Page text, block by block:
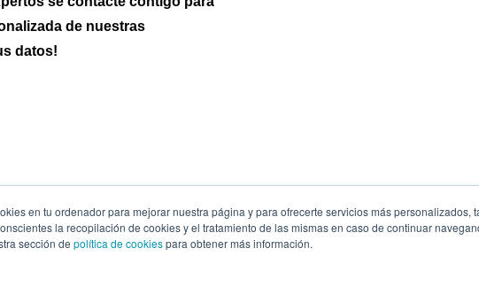
en tu ordenador para mejorar nuestra página y para ofrecerte servicios más personalizados,
la recopilación de cookies y el tratamiento de las mismas en caso de continuar
sección de política de cookiespara obtener más información.
de nuestras
datos!
© 2026 Grupo PowerData